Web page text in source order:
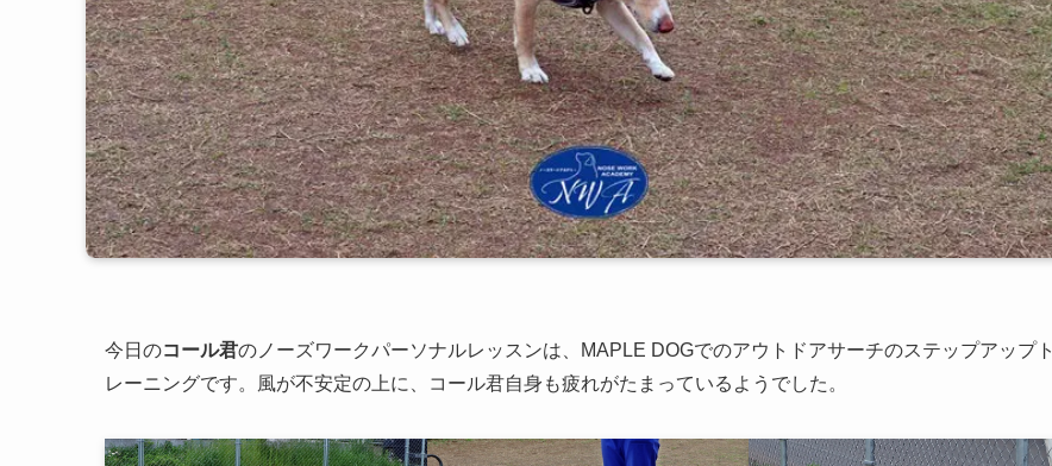
今日のコール君のノーズワークパーソナルレッスンは、MAPLE DOGでのアウトドアサーチのステップアップト
レーニングです。風が不安定の上に、コール君自身も疲れがたまっているようでした。